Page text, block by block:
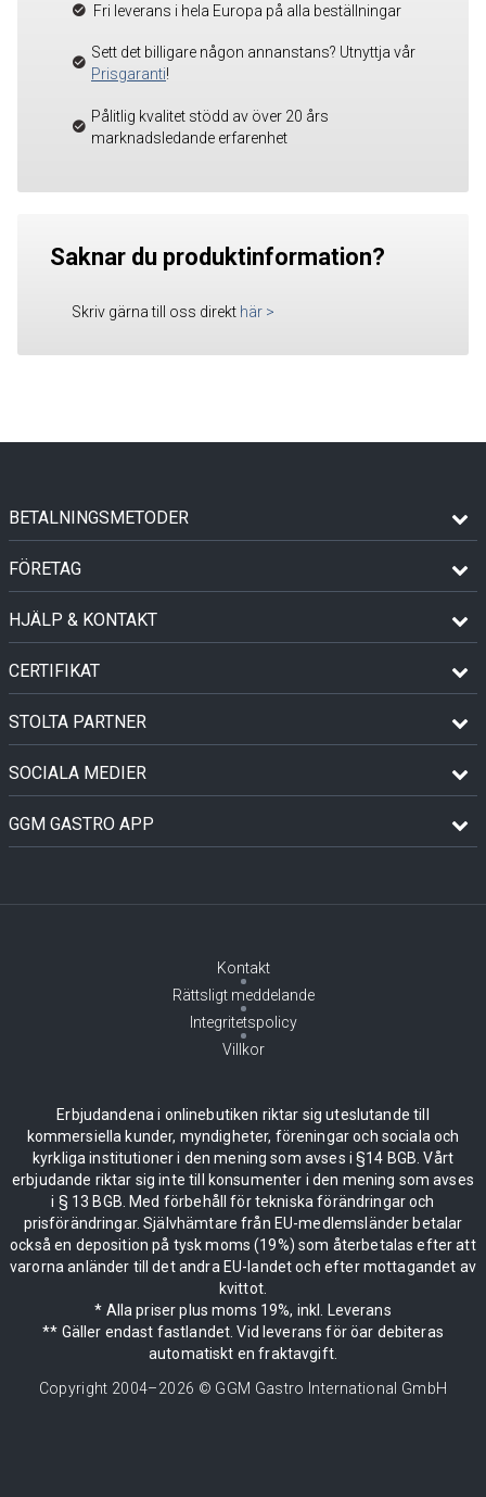
Fri leverans i hela Europa på alla beställningar
Sett det billigare någon annanstans? Utnyttja vår
Prisgaranti!
Pålitlig kvalitet stödd av över 20 års
marknadsledande erfarenhet
Saknar du produktinformation?
Skriv gärna till oss direkt här >
BETALNINGSMETODER
FÖRETAG
HJÄLP & KONTAKT
CERTIFIKAT
STOLTA PARTNER
SOCIALA MEDIER
GGM GASTRO APP
Kontakt
Rättsligt meddelande
Integritetspolicy
Villkor
Erbjudandena i onlinebutiken riktar sig uteslutande till
kommersiella kunder, myndigheter, föreningar och sociala och
kyrkliga institutioner i den mening som avses i §14 BGB. Vårt
erbjudande riktar sig inte till konsumenter i den mening som avses
i § 13 BGB. Med förbehåll för tekniska förändringar och
prisförändringar. Självhämtare från EU-medlemsländer betalar
också en deposition på tysk moms (19%) som återbetalas efter att
varorna anländer till det andra EU-landet och efter mottagandet av
kvittot.
* Alla priser plus moms 19%, inkl. Leverans
** Gäller endast fastlandet. Vid leverans för öar debiteras
automatiskt en fraktavgift.
Copyright 2004–2026 © GGM Gastro International GmbH